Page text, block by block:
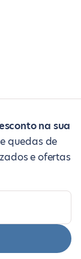
na sua
quedas de
e ofertas